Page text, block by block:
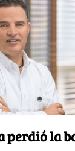
perdió la